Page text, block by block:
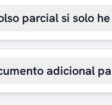
parcial si solo
adicional